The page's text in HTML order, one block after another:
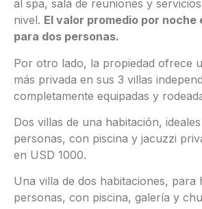
al spa, sala de reuniones y
nivel. El valor promedio por noche
para dos personas.
Por otro lado, la propiedad ofrece
más privada en sus 3 villas
completamente equipadas y
Dos villas de una habitación,
personas, con piscina y jacuzzi
en USD 1000.
Una villa de dos habitaciones, para
personas, con piscina, galería y